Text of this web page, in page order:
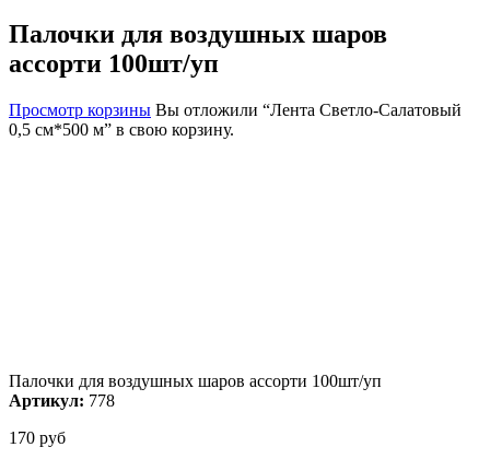
Палочки для воздушных шаров
ассорти 100шт/уп
Просмотр корзины Вы отложили “Лента Светло-Салатовый
0,5 см*500 м” в свою корзину.
Палочки для воздушных шаров ассорти 100шт/уп
Артикул: 778
170 руб